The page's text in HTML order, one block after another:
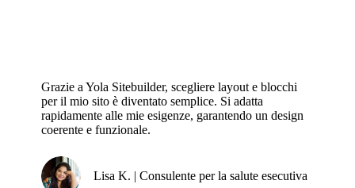
Grazie a Yola Sitebuilder, scegliere layout e blocchi
per il mio sito è diventato semplice. Si adatta
rapidamente alle mie esigenze, garantendo un design
coerente e funzionale.
Lisa K. | Consulente per la salute esecutiva